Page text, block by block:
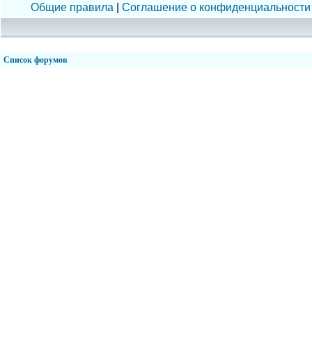
Общие правила | Соглашение о конфиденциальности
Список форумов